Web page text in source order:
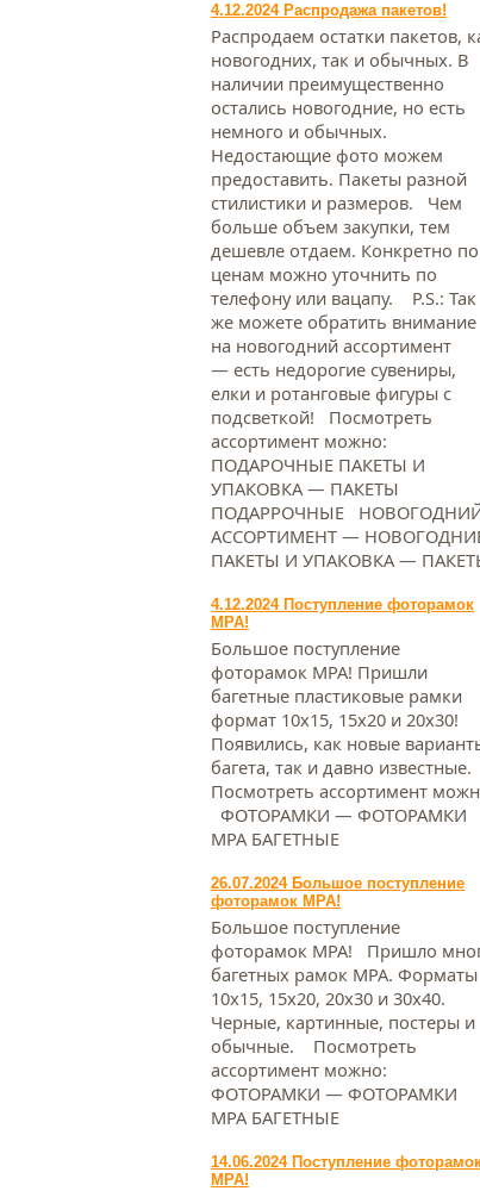
4.12.2024 Распродажа пакетов!
Распродаем остатки пакетов,
новогодних, так и обычных. В
наличии преимущественно
остались новогодние, но есть
немного и обычных.
Недостающие фото можем
предоставить. Пакеты разной
стилистики и размеров. Чем
больше объем закупки, тем
дешевле отдаем. Конкретно по
ценам можно уточнить по
телефону или вацапу. Р.S.: Так
же можете обратить внимание
на новогодний ассортимент
— есть недорогие сувениры,
елки и ротанговые фигуры с
подсветкой! Посмотреть
ассортимент можно:
ПОДАРОЧНЫЕ ПАКЕТЫ И
УПАКОВКА — ПАКЕТЫ
ПОДАРРОЧНЫЕ
АССОРТИМЕНТ —
ПАКЕТЫ И УПАКОВКА —
4.12.2024 Поступление фоторамок
МРА!
Большое поступление
фоторамок МРА! Пришли
багетные пластиковые рамки
формат 10х15, 15х20 и 20х30!
Появились, как новые
багета, так и давно известные.
Посмотреть ассортимент
ФОТОРАМКИ — ФОТОРАМКИ
МРА БАГЕТНЫЕ
26.07.2024 Большое поступление
фоторамок МРА!
Большое поступление
фоторамок МРА! Пришло
багетных рамок МРА. Форматы
10х15, 15х20, 20х30 и 30х40.
Черные, картинные, постеры и
обычные. Посмотреть
ассортимент можно:
ФОТОРАМКИ — ФОТОРАМКИ
МРА БАГЕТНЫЕ
14.06.2024 Поступление
МРА!